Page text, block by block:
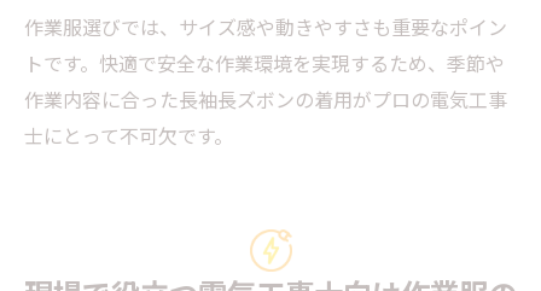
作業服選びでは、サイズ感や動きやすさも重要なポイン
トです。快適で安全な作業環境を実現するため、季節や
作業内容に合った長袖長ズボンの着用がプロの電気工事
士にとって不可欠です。